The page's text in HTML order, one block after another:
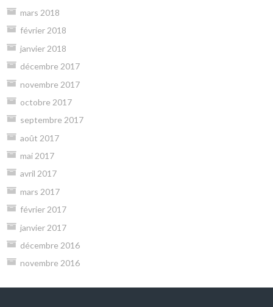
mars 2018
février 2018
janvier 2018
décembre 2017
novembre 2017
octobre 2017
septembre 2017
août 2017
mai 2017
avril 2017
mars 2017
février 2017
janvier 2017
décembre 2016
novembre 2016